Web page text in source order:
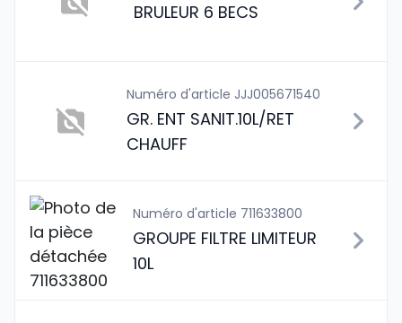
BRULEUR 6 BECS
Numéro d'article JJJ005671540
GR. ENT SANIT.10L/RET
CHAUFF
Numéro d'article 711633800
GROUPE FILTRE LIMITEUR
10L